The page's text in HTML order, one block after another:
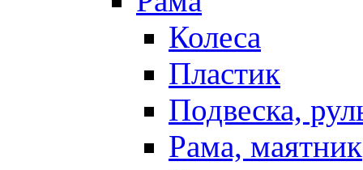
Колеса
Пластик
Подвеска,
Рама, маятник